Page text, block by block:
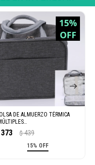
DE ALMUERZO TÉRMICA
GRIS)
373 $ 439
15% OFF